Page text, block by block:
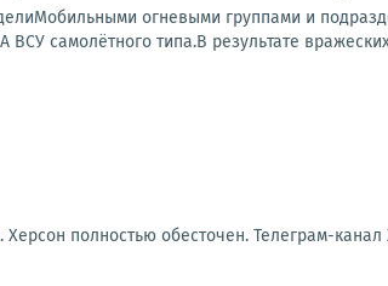
огневыми группами и
самолётного типа.В результате
полностью обесточен. Телеграм-канал